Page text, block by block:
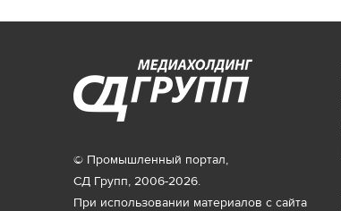
© Промышленный портал,
СД Групп, 2006-2026.
При использовании материалов с сайта